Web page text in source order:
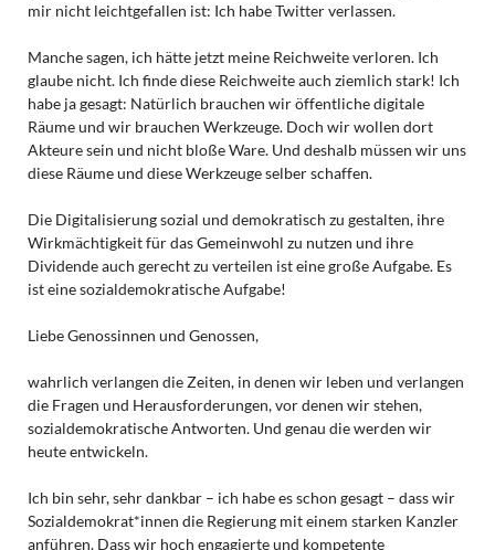
mir nicht leichtgefallen ist: Ich habe Twitter verlassen.
Manche sagen, ich hätte jetzt meine Reichweite verloren. Ich
glaube nicht. Ich finde diese Reichweite auch ziemlich stark! Ich
habe ja gesagt: Natürlich brauchen wir öffentliche digitale
Räume und wir brauchen Werkzeuge. Doch wir wollen dort
Akteure sein und nicht bloße Ware. Und deshalb müssen wir uns
diese Räume und diese Werkzeuge selber schaffen.
Die Digitalisierung sozial und demokratisch zu gestalten, ihre
Wirkmächtigkeit für das Gemeinwohl zu nutzen und ihre
Dividende auch gerecht zu verteilen ist eine große Aufgabe. Es
ist eine sozialdemokratische Aufgabe!
Liebe Genossinnen und Genossen,
wahrlich verlangen die Zeiten, in denen wir leben und verlangen
die Fragen und Herausforderungen, vor denen wir stehen,
sozialdemokratische Antworten. Und genau die werden wir
heute entwickeln.
Ich bin sehr, sehr dankbar – ich habe es schon gesagt – dass wir
Sozialdemokrat*innen die Regierung mit einem starken Kanzler
anführen. Dass wir hoch engagierte und kompetente